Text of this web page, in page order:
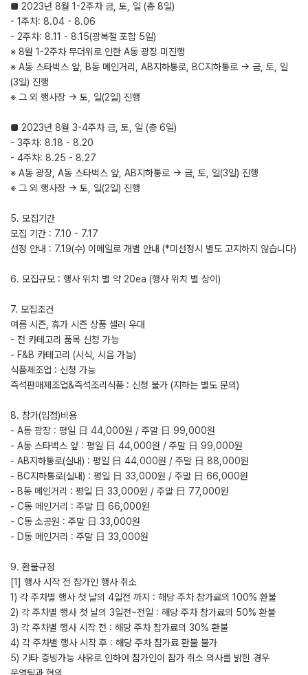
■ 2023년 8월 1-2주차 금, 토, 일 (총 8일)
- 1주차: 8.04 - 8.06
- 2주차: 8.11 - 8.15(광복절 포함 5일)
※ 8월 1-2주차 무더위로 인한 A동 광장 미진행
※ A동 스타벅스 앞, B동 메인거리, AB지하통로, BC지하통로 -> 금, 토, 일
(3일) 진행
※ 그 외 행사장 -> 토, 일(2일) 진행
■ 2023년 8월 3-4주차 금, 토, 일 (총 6일)
- 3주차: 8.18 - 8.20
- 4주차: 8.25 - 8.27
※ A동 광장, A동 스타벅스 앞, AB지하통로 -> 금, 토, 일(3일) 진행
※ 그 외 행사장 -> 토, 일(2일) 진행
5. 모집기간
모집 기간 : 7.10 - 7.17
선정 안내 : 7.19(수) 이메일로 개별 안내 (*미선정시 별도 고지하지 않습니다)
​6. 모집규모 : 행사 위치 별 약 20ea (행사 위치 별 상이)
7. 모집조건
여름 시즌, 휴가 시즌 상품 셀러 우대
- 전 카테고리 품목 신청 가능
- F&B 카테고리 (시식, 시음 가능)
식품제조업 : 신청 가능
즉석판매제조업&즉석조리식품 : 신청 불가 (지하는 별도 문의)​
8. 참가(입점)비용
- A동 광장 : 평일 日 44,000원 / 주말 日 99,000원
- A동 스타벅스 앞 : 평일 日 44,000원 / 주말 日 99,000원
- AB지하통로(실내) : 평일 日 44,000원 / 주말 日 88,000원
- BC지하통로(실내) : 평일 日 33,000원 / 주말 日 66,000원
- B동 메인거리 : 평일 日 33,000원 / 주말 日 77,000원
- C동 메인거리 : 주말 日 66,000원
- C동 소공원 : 주말 日 33,000원
- D동 메인거리 : 주말 日 33,000원
​9. 환불규정
[1] 행사 시작 전 참가인 행사 취소
1) 각 주차별 행사 첫 날의 4일전 까지 : 해당 주차 참가료의 100% 환불
2) 각 주차별 행사 첫 날의 3일전~전일 : 해당 주차 참가료의 50% 환불
3) 각 주차별 행사 시작 전 : 해당 주차 참가료의 30% 환불
4) 각 주차별 행사 시작 후 : 해당 주차 참가료 환불 불가
5) 기타 증빙가능 사유로 인하여 참가인이 참가 취소 의사를 밝힌 경우